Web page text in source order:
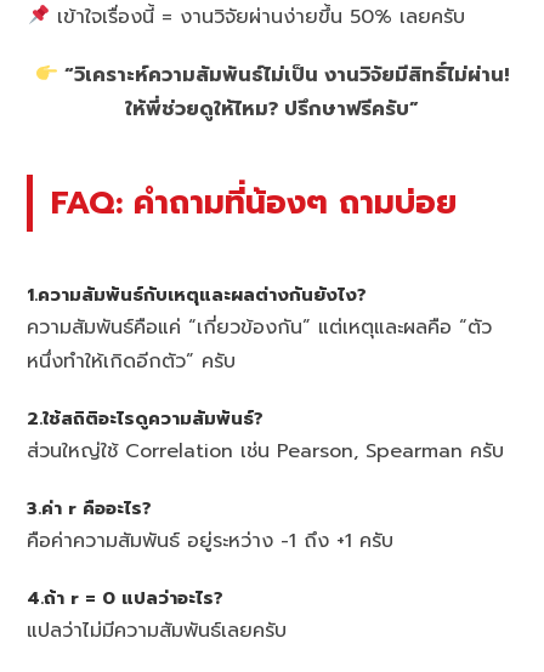
เข้าใจเรื่องนี้ = งานวิจัยผ่านง่ายขึ้น 50% เลยครับ
“วิเคราะห์ความสัมพันธ์ไม่เป็น งานวิจัยมีสิทธิ์ไม่ผ่าน!
ให้พี่ช่วยดูให้ไหม? ปรึกษาฟรีครับ”
FAQ: คำถามที่น้องๆ ถามบ่อย
1.ความสัมพันธ์กับเหตุและผลต่างกันยังไง?
ความสัมพันธ์คือแค่ “เกี่ยวข้องกัน” แต่เหตุและผลคือ “ตัว
หนึ่งทำให้เกิดอีกตัว” ครับ
2.ใช้สถิติอะไรดูความสัมพันธ์?
ส่วนใหญ่ใช้ Correlation เช่น Pearson, Spearman ครับ
3.ค่า r คืออะไร?
คือค่าความสัมพันธ์ อยู่ระหว่าง -1 ถึง +1 ครับ
4.ถ้า r = 0 แปลว่าอะไร?
แปลว่าไม่มีความสัมพันธ์เลยครับ